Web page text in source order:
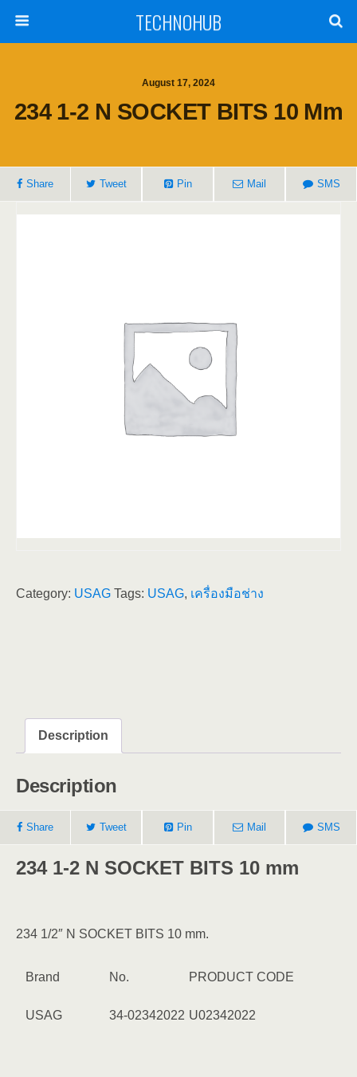
TECHNOHUB
August 17, 2024
234 1-2 N SOCKET BITS 10 Mm
Share Tweet Pin Mail SMS
Category: USAG Tags: USAG, เครื่องมือช่าง
Description
Description
Share Tweet Pin Mail SMS
234 1-2 N SOCKET BITS 10 mm
234 1/2″ N SOCKET BITS 10 mm.
Brand No. PRODUCT CODE
USAG 34-02342022 U02342022